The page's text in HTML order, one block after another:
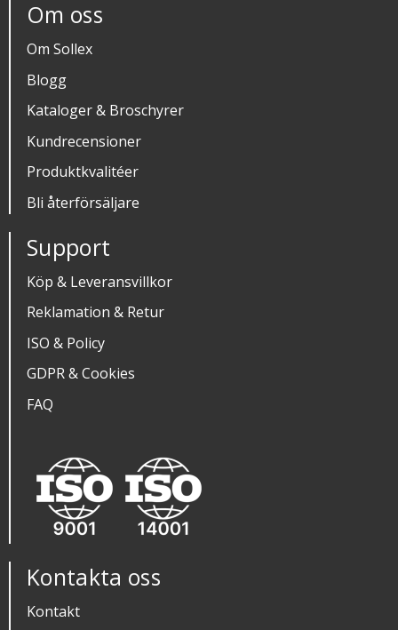
Om oss
Om Sollex
Blogg
Kataloger & Broschyrer
Kundrecensioner
Produktkvalitéer
Bli återförsäljare
Support
Köp & Leveransvillkor
Reklamation & Retur
ISO & Policy
GDPR & Cookies
FAQ
Kontakta oss
Kontakt